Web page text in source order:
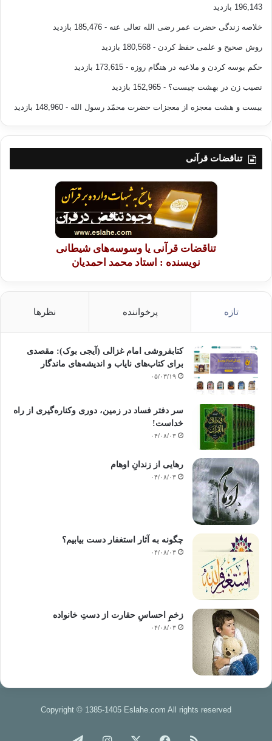
196,143 بازدید
خلاصه زندگی حضرت عمر رضی الله تعالی عنه - 185,476 بازدید
روش صحیح و علمی حفظ کردن - 180,568 بازدید
حکم بوسه کردن و ملاعبه در هنگام روزه - 173,615 بازدید
نصیب زن در بهشت چیست؟ - 152,965 بازدید
بیست و هشت معجزه از معجزات حضرت محمّد رسول الله - 148,960 بازدید
تناقضات قرآنی
تناقضات قرآنی یا وسوسه‌های شیطانی
نویسنده : استاد محمد احمدیان
تازه پرخواننده نظرها
کتابفروشی امام غزالی (آیجی بوک): مقصدی
برای کتاب‌های نایاب و اندیشه‌های ماندگار
۰۵/۰۳/۱۹
سر دفتر فساد در زمین‌، دوری وکناره‌گیری از راه
خداست‌!
۰۴/۰۸/۰۳
رهایی از زندانِ اوهام
۰۴/۰۸/۰۳
چگونه به آثار استغفار دست بیابیم؟
۰۴/۰۸/۰۳
زخمِ احساسِ حقارت از دستِ خانواده
۰۴/۰۸/۰۳
Copyright © 1385-1405 Eslahe.com All rights reserved